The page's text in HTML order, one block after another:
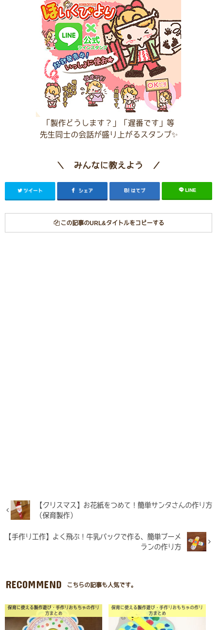
「製作どうします？」「遅番です」等
先生同士の会話が盛り上がるスタンプ✨
＼ みんなに教えよう ／
ツイート シェア はてブ LINE
この記事のURL&タイトルをコピーする
【クリスマス】お花紙をつめて！簡単サンタさんの作り方
（保育製作）
【手作り工作】よく飛ぶ！牛乳パックで作る、簡単ブーメ
ランの作り方
RECOMMEND こちらの記事も人気です。
保育に使える製作遊び・手作りおもちゃの作り
方まとめ
保育に使える製作遊び・手作りおもちゃの作り
方まとめ